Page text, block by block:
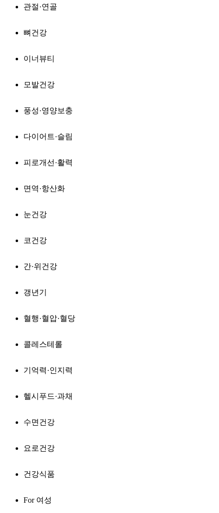
관절·연골
뼈건강
이너뷰티
모발건강
풍성·영양보충
다이어트·슬림
피로개선·활력
면역·항산화
눈건강
코건강
간·위건강
갱년기
혈행·혈압·혈당
콜레스테롤
기억력·인지력
헬시푸드·과채
수면건강
요로건강
건강식품
For 여성